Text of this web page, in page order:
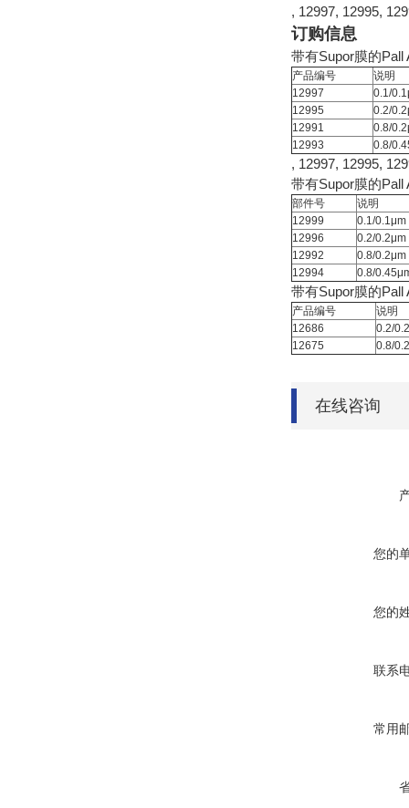
, 12997, 12995,
订购信息
带有Supor膜的Pall
产品编号
说明
12997
0.1/
12995
0.2/
12991
0.8/
12993
0.8/
, 12997, 12995,
带有Supor膜的Pall
部件号
说明
12999
0.1/0.1μm
12996
0.2/0.2μm
12992
0.8/0.2μm
12994
0.8/
带有Supor膜的Pall
产品编号
说明
12686
0.2/
12675
0.8/
在线咨询
您的
您的
联系
常用